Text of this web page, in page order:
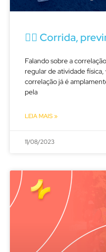
🏃‍♀️ Corrida,
Falando sobre a
regular de atividade física,
correlação já é
pela
LEIA MAIS »
11/08/2023